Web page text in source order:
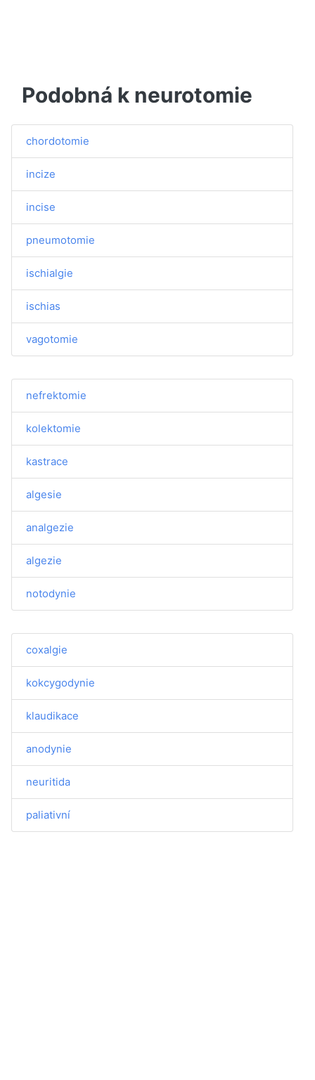
Podobná k neurotomie
chordotomie
incize
incise
pneumotomie
ischialgie
ischias
vagotomie
nefrektomie
kolektomie
kastrace
algesie
analgezie
algezie
notodynie
coxalgie
kokcygodynie
klaudikace
anodynie
neuritida
paliativní